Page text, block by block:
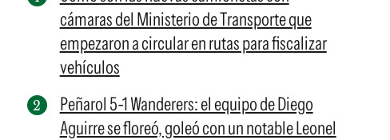
cámaras del Ministerio de Transporte que
empezaron a circular en rutas para fiscalizar
vehículos
Peñarol 5-1 Wanderers: el equipo de Diego
Aguirre se floreó, goleó con un notable Leonel